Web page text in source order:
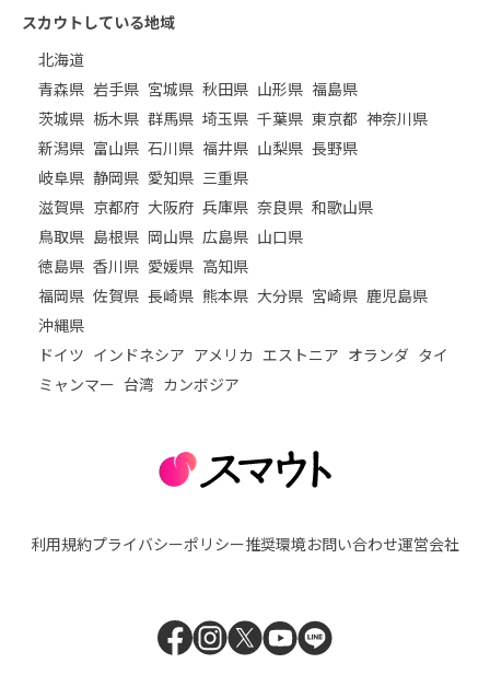
スカウトしている地域
北海道
青森県 岩手県 宮城県 秋田県 山形県 福島県
茨城県 栃木県 群馬県 埼玉県 千葉県 東京都 神奈川県
新潟県 富山県 石川県 福井県 山梨県 長野県
岐阜県 静岡県 愛知県 三重県
滋賀県 京都府 大阪府 兵庫県 奈良県 和歌山県
鳥取県 島根県 岡山県 広島県 山口県
徳島県 香川県 愛媛県 高知県
福岡県 佐賀県 長崎県 熊本県 大分県 宮崎県 鹿児島県
沖縄県
ドイツ インドネシア アメリカ エストニア オランダ タイ
ミャンマー 台湾 カンボジア
利用規約プライバシーポリシー推奨環境お問い合わせ運営会社